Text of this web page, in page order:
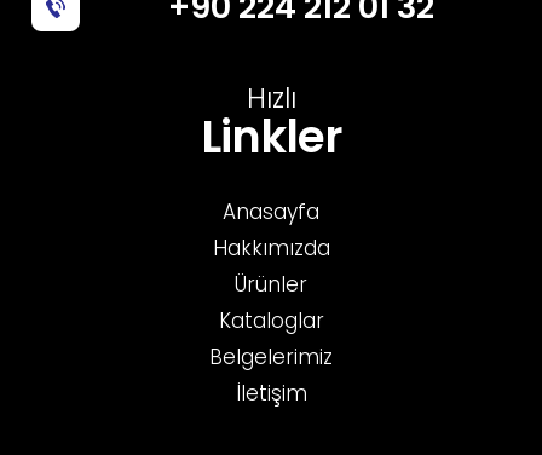
Hızlı
Linkler
Anasayfa
Hakkımızda
Ürünler
Kataloglar
Belgelerimiz
İletişim